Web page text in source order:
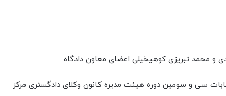
و محمد تبریزی کوهیخیلی اعضای معاون دادگاه
سی و سومین دوره هیئت مدیره کانون وکلای دادگستری مرکز